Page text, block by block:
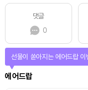
댓글
0
에어드랍
선물이 쏟아지는 에어드랍 이